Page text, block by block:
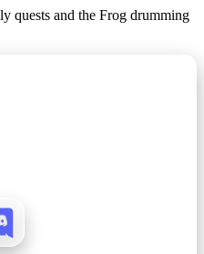
quests and the Frog drumming